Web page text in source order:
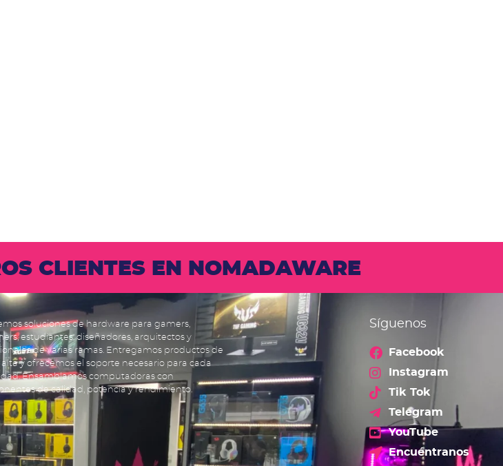
CLIENTES EN NOMADAWARE
soluciones de hardware para gamers,
estudiantes, diseñadores, arquitectos y
de varias ramas. Entregamos productos de
y ofrecemos el soporte necesario para cada
Ensamblamos computadoras con
de calidad, potencia y rendimiento.
Síguenos
Facebook
Instagram
Tik Tok
Telegram
YouTube
Encuéntranos